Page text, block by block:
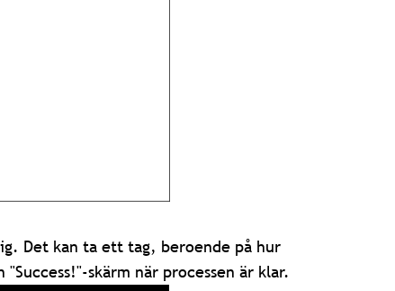
Det kan ta ett tag, beroende på hur
skärm när processen är klar.